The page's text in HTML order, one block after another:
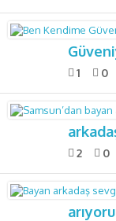
1 0
2 0